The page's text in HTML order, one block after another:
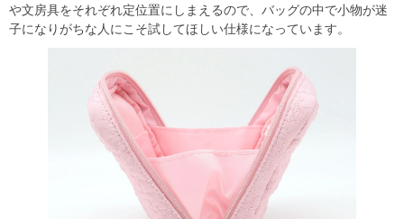
や文房具をそれぞれ定位置にしまえるので、バッグの中で小物が迷
子になりがちな人にこそ試してほしい仕様になっています。